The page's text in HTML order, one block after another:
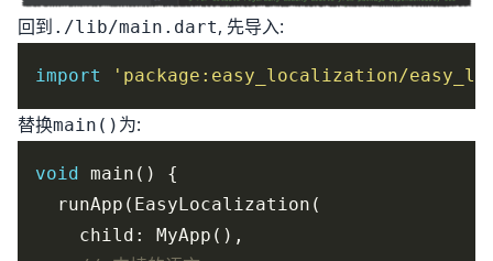
回到 ./lib/main.dart, 先导入:
import 'package:easy_localization/
替换main() 为:
void